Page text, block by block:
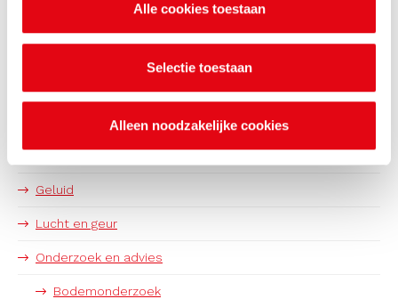
Alle cookies toestaan
Selectie toestaan
Alleen noodzakelijke cookies
Circulaire economie
Geluid
Lucht en geur
Onderzoek en advies
Bodemonderzoek